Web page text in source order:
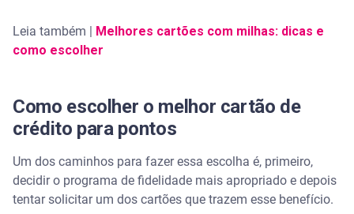
Leia também |
Melhores cartões com milhas: dicas e
como escolher
Como escolher o melhor cartão de
crédito para pontos
Um dos caminhos para fazer essa escolha é, primeiro,
decidir o programa de fidelidade mais apropriado e depois
tentar solicitar um dos cartões que trazem esse benefício.